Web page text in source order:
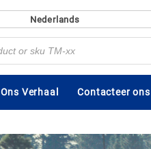
Nederlands
Ons Verhaal Contacteer ons